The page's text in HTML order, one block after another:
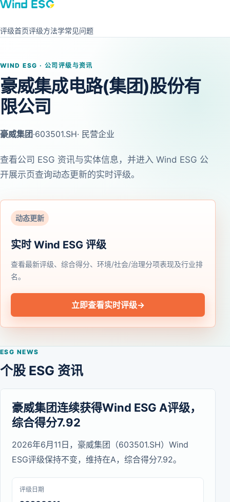
评级首页评级方法学常见问题
WIND ESG · 公司评级与资讯
豪威集成电路(集团)股份有
限公司
豪威集团·603501.SH· 民营企业
查看公司 ESG 资讯与实体信息，并进入 Wind ESG 公
开展示页查询动态更新的实时评级。
动态更新
实时 Wind ESG 评级
查看最新评级、综合得分、环境/社会/治理分项表现及行业排
名。
立即查看实时评级→
ESG NEWS
个股 ESG 资讯
豪威集团连续获得Wind ESG A评级，
综合得分7.92
2026年6月11日，豪威集团（603501.SH）Wind
ESG评级保持不变，维持在A，综合得分7.92。
评级日期